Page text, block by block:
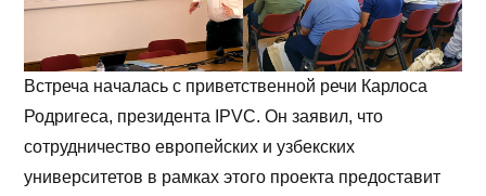
Встреча началась с приветственной речи Карлоса
Родригеса, президента IPVC. Он заявил, что
сотрудничество европейских и узбекских
университетов в рамках этого проекта предоставит